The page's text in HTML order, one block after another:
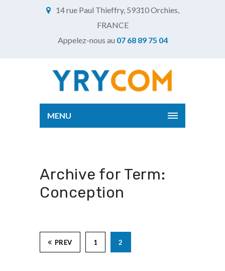
14 rue Paul Thieffry, 59310 Orchies,
FRANCE
Appelez-nous au 07 68 89 75 04
MENU
Archive for Term:
Conception
PREV 1 2